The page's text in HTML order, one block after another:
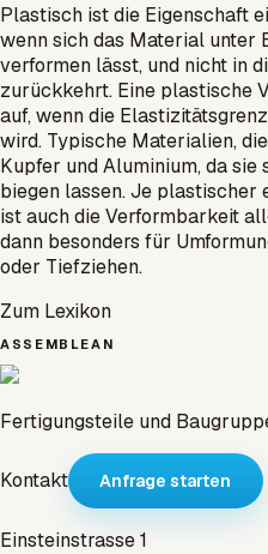
Plastisch ist die Eigenschaft
wenn sich das Material unter
verformen lässt, und nicht in
zurückkehrt. Eine plastische
auf, wenn die
wird. Typische Materialien,
Kupfer und Aluminium, da
biegen lassen. Je plastischer
ist auch die Verformbarkeit
dann besonders für
oder Tiefziehen.
Zum Lexikon
ASSEMBLEAN
Fertigungsteile und
Kontakt Anfrage starten
Einsteinstrasse 1